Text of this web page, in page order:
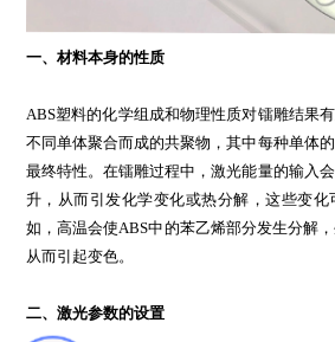
一、材料本身的性质
ABS塑料的化学组成和物理性质对镭雕结果
不同单体聚合而成的共聚物，其中每种单体
最终特性。在镭雕过程中，激光能量的输入
升，从而引发化学变化或热分解，这些变化
如，高温会使ABS中的苯乙烯部分发生分解
从而引起变色。
二、激光参数的设置